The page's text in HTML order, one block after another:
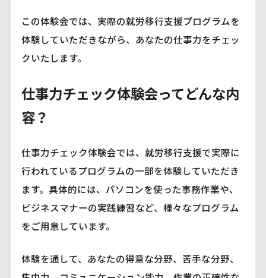
この体験会では、実際の就労移行支援プログラムを
体験していただきながら、あなたの仕事力をチェッ
クいたします。
仕事力チェック体験会ってどんな内
容？
仕事力チェック体験会では、就労移行支援で実際に
行われているプログラムの一部を体験していただき
ます。具体的には、パソコンを使った事務作業や、
ビジネスマナーの実践練習など、様々なプログラム
をご用意しています。
体験を通して、あなたの得意な分野、苦手な分野、